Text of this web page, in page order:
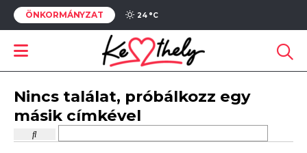
ÖNKORMÁNYZAT 24 °C
Nincs találat, próbálkozz egy
másik címkével